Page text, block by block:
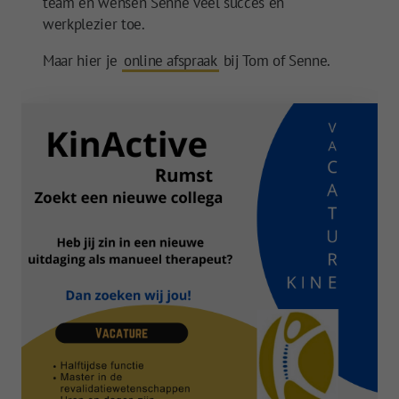
werkplezier toe.
Maar hier je online afspraak bij Tom of Senne.